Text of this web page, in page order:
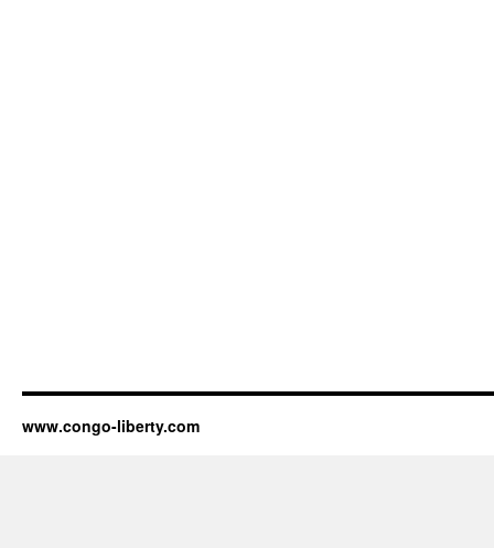
www.congo-liberty.com